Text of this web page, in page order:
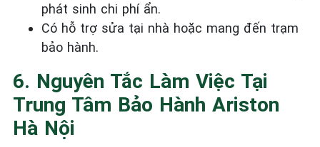
phát sinh chi phí ẩn.
Có hỗ trợ sửa tại nhà hoặc mang đến trạm
bảo hành.
6. Nguyên Tắc Làm Việc Tại
Trung Tâm Bảo Hành Ariston
Hà Nội